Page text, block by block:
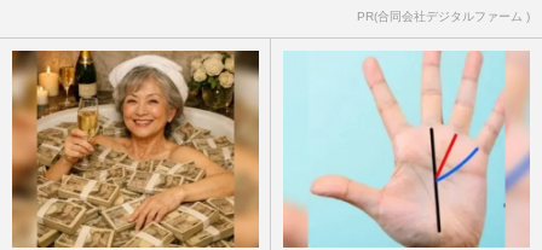
PR(合同会社デジタルファーム )